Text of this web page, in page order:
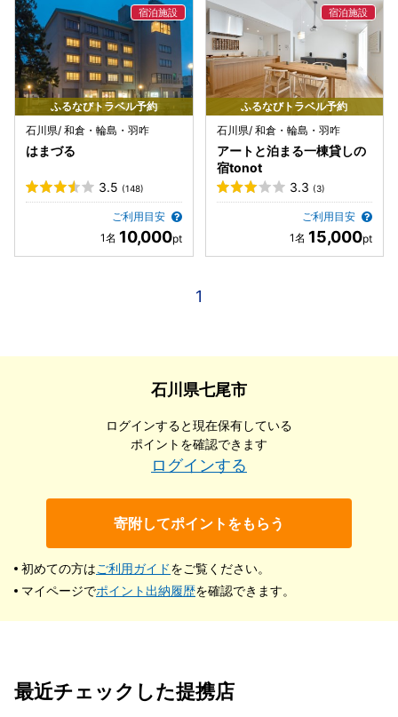
ふるなびトラベル予約
石川県/ 和倉・輪島・羽咋
はまづる
3.5 (148)
ご利用目安
10,000
ふるなびトラベル予約
石川県/ 和倉・輪島・羽咋
アートと泊まる一棟貸しの
宿tonot
3.3 (3)
ご利用目安
15,000
1
石川県七尾市
ログインすると現在保有している
ポイントを確認できます
ログインする
寄附してポイントをもらう
初めての方はご利用ガイドをご覧ください。
マイページでポイント出納履歴を確認できます。
最近チェックした提携店